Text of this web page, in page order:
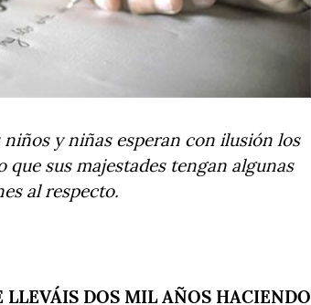
y niñas esperan con ilusión los
que sus majestades tengan algunas
al respecto.
LLEVÁIS DOS MIL AÑOS HACIENDO